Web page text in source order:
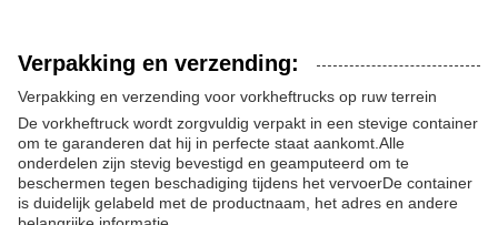
Verpakking en verzending:
Verpakking en verzending voor vorkheftrucks op ruw terrein
De vorkheftruck wordt zorgvuldig verpakt in een stevige container
om te garanderen dat hij in perfecte staat aankomt.Alle
onderdelen zijn stevig bevestigd en geamputeerd om te
beschermen tegen beschadiging tijdens het vervoerDe container
is duidelijk gelabeld met de productnaam, het adres en andere